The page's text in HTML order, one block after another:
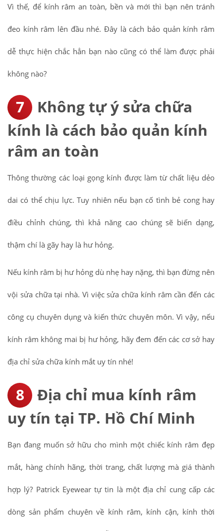
Vì thế, để kính râm an toàn, bền và mới thì bạn nên tránh
đeo kính râm lên đầu nhé. Đây là cách bảo quản kính râm
dễ thực hiện chắc hẳn bạn nào cũng có thể làm được phải
không nào?
Không tự ý sửa chữa
kính là cách bảo quản kính
râm an toàn
Thông thường các loại gọng kính được làm từ chất liệu dẻo
dai có thể chịu lực. Tuy nhiên nếu bạn cố tình bẻ cong hay
điều chỉnh chúng, thì khả năng cao chúng sẽ biến dạng,
thậm chí là gãy hay là hư hỏng.
Nếu kính râm bị hư hỏng dù nhẹ hay nặng, thì bạn đừng nên
vội sửa chữa tại nhà. Vì việc sửa chữa kính râm cần đến các
công cụ chuyên dụng và kiến thức chuyên môn. Vì vậy, nếu
kính râm không mai bị hư hỏng, hãy đem đến các cơ sở hay
địa chỉ sửa chữa kính mắt uy tín nhé!
Địa chỉ mua kính râm
uy tín tại TP. Hồ Chí Minh
Bạn đang muốn sở hữu cho mình một chiếc kính râm đẹp
mắt, hàng chính hãng, thời trang, chất lượng mà giá thành
hợp lý? Patrick Eyewear tự tin là một địa chỉ cung cấp các
dòng sản phẩm chuyên về kính râm, kính cận, kính thời